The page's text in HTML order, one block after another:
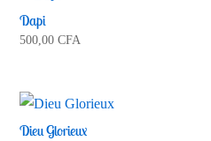
Dapi
500,00CFA
Dieu Glorieux